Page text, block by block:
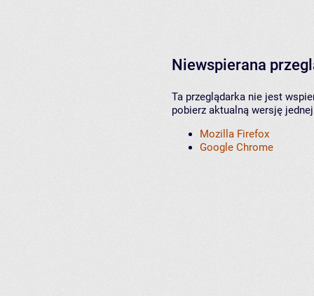
Niewspierana
Ta przeglądarka nie jest
pobierz aktualną wersję
Mozilla Firefox
Google Chrome